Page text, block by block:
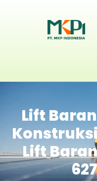
Lift
Konstruksi
Lift